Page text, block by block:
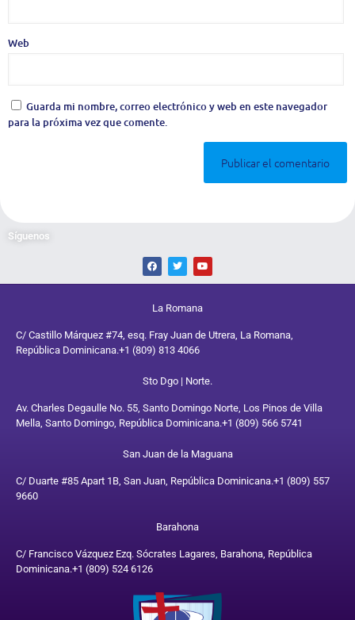
Web
Guarda mi nombre, correo electrónico y web en este navegador
para la próxima vez que comente.
Síguenos
La Romana
C/ Castillo Márquez #74, esq. Fray Juan de Utrera, La Romana,
República Dominicana.+1 (809) 813 4066
Sto Dgo | Norte.
Av. Charles Degaulle No. 55, Santo Domingo Norte, Los Pinos de Villa
Mella, Santo Domingo, República Dominicana.+1 (809) 566 5741
San Juan de la Maguana
C/ Duarte #85 Apart 1B, San Juan, República Dominicana.+1 (809) 557
9660
Barahona
C/ Francisco Vázquez Ezq. Sócrates Lagares, Barahona, República
Dominicana.+1 (809) 524 6126